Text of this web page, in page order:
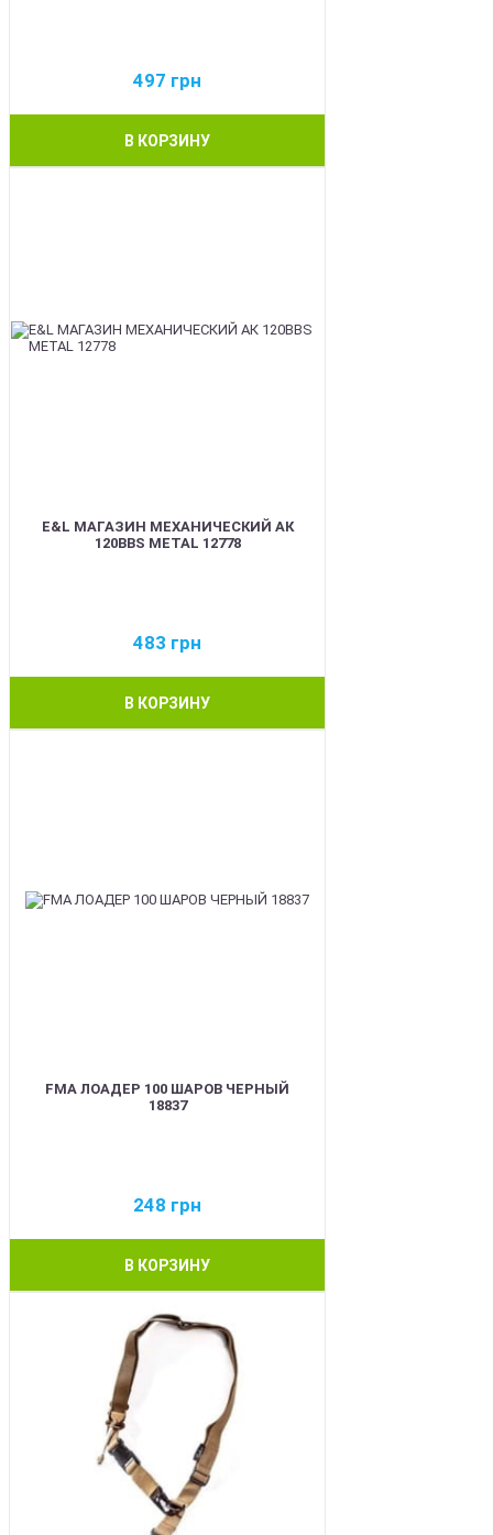
497 грн
В КОРЗИНУ
E&L МАГАЗИН МЕХАНИЧЕСКИЙ АК
120BBS METAL 12778
483 грн
В КОРЗИНУ
FMA ЛОАДЕР 100 ШАРОВ ЧЕРНЫЙ
18837
248 грн
В КОРЗИНУ